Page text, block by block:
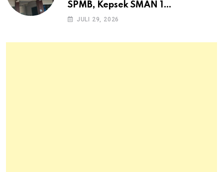
SPMB, Kepsek SMAN 1
Dayeuhkolot Dikeluhkan Orang
JULI 29, 2026